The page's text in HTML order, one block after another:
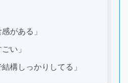
がある」
い」
構しっかりしてる」